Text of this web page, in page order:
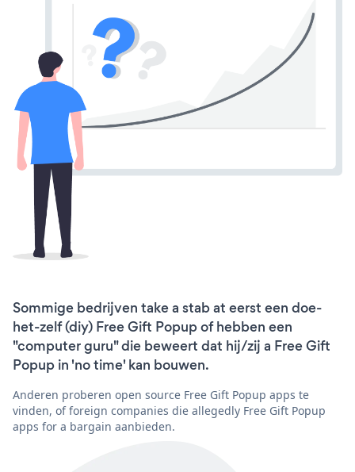
Sommige bedrijven take a stab at eerst een doe-
het-zelf (diy) Free Gift Popup of hebben een
"computer guru" die beweert dat hij/zij a Free Gift
Popup in 'no time' kan bouwen.
Anderen proberen open source Free Gift Popup apps te
vinden, of foreign companies die allegedly Free Gift Popup
apps for a bargain aanbieden.